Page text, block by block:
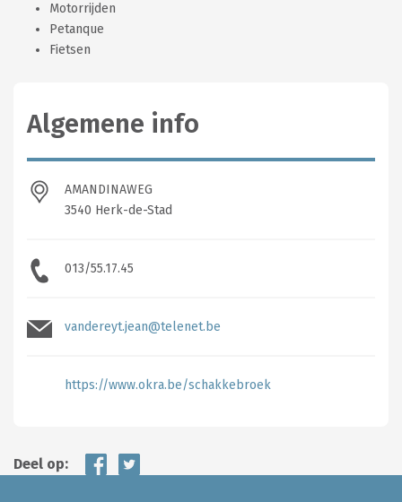
Motorrijden
Petanque
Fietsen
Algemene info
AMANDINAWEG
3540 Herk-de-Stad
013/55.17.45
vandereyt.jean@telenet.be
https://www.okra.be/schakkebroek
Deel op: